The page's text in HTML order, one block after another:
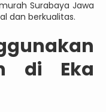
Surabaya Jawa
dan berkualitas.
di Eka